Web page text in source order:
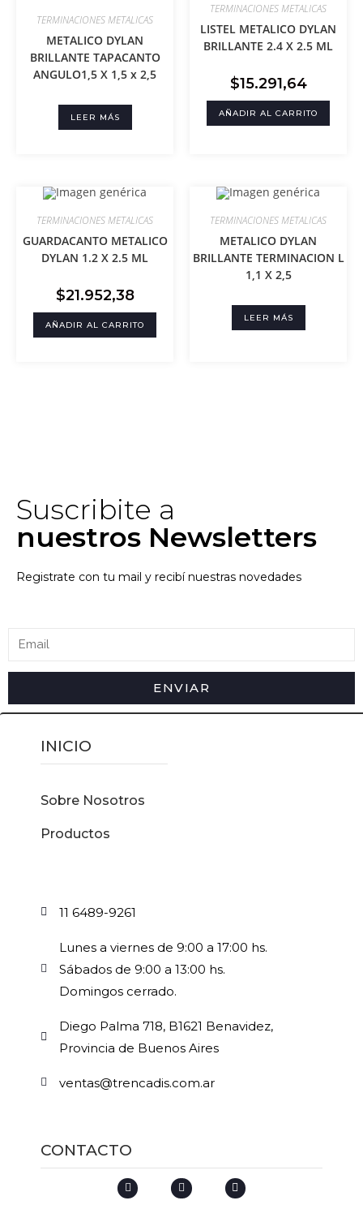
TERMINACIONES METALICAS
METALICO DYLAN
BRILLANTE TAPACANTO
ANGULO1,5 X 1,5 x 2,5
LEER MÁS
TERMINACIONES METALICAS
LISTEL METALICO DYLAN
BRILLANTE 2.4 X 2.5 ML
$15.291,64
AÑADIR AL CARRITO
TERMINACIONES METALICAS
GUARDACANTO METALICO
DYLAN 1.2 X 2.5 ML
$21.952,38
AÑADIR AL CARRITO
TERMINACIONES METALICAS
METALICO DYLAN
BRILLANTE TERMINACION L
1,1 X 2,5
LEER MÁS
Suscribite a
nuestros Newsletters
Registrate con tu mail y recibí nuestras novedades
ENVIAR
INICIO
Sobre Nosotros
Productos
11 6489-9261
Lunes a viernes de 9:00 a 17:00 hs.
Sábados de 9:00 a 13:00 hs.
Domingos cerrado.
Diego Palma 718, B1621 Benavidez,
Provincia de Buenos Aires
ventas@trencadis.com.ar
CONTACTO